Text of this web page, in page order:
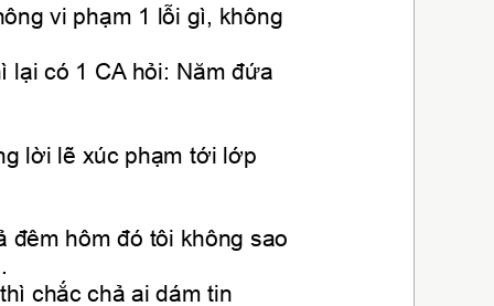
vi phạm 1 lỗi gì, không
lại có 1 CA hỏi: Năm đứa
lời lẽ xúc phạm tới lớp
đêm hôm đó tôi không sao
chắc chả ai dám tin